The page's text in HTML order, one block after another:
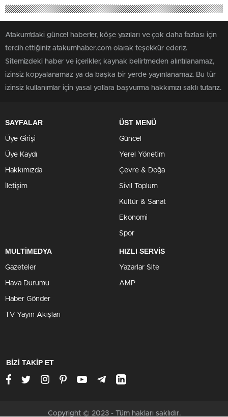
Atakum'daki güncel haberler, köşe yazıları ve çok daha fazlası için
tercih ettiğiniz atakumhaber.com olarak teşekkür ederiz.
Sitemizdeki haber ve içerikler, kaynak belirtmeden alıntılanamaz,
izinsiz kopyalanamaz ya da başka bir yerde yayınlanamaz. Bu tür
izinsiz kullanımlar için yasal yollara başvurma hakkımızı saklı tutarız.
SAYFALAR
Üye Girişi
Üye Kaydı
Hakkımızda
İletişim
ÜST MENÜ
Güncel
Yerel Yönetim
Çevre & Doğa
Sivil Toplum
Kültür & Sanat
Ekonomi
Spor
MULTİMEDYA
Gazeteler
Hava Durumu
Haber Gönder
TV Yayın Akışları
HIZLI SERVİS
Yazarlar Site
AMP
BİZİ TAKİP ET
Copyright © 2023 - Tüm hakları saklıdır.